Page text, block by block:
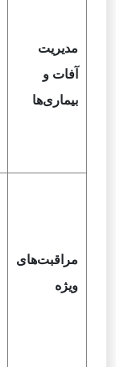
مدیریت
آفات و
بیماری‌ها
مراقبت‌های
ویژه